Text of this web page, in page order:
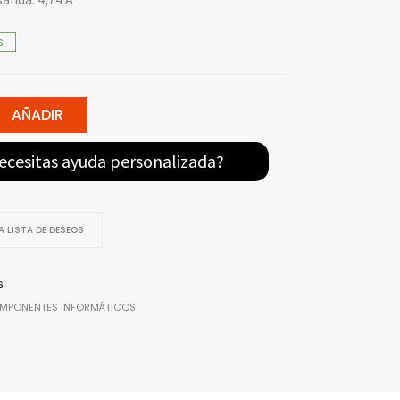
AÑADIR
ayuda personalizada?
LISTA DE DESEOS
INFORMÁTICOS